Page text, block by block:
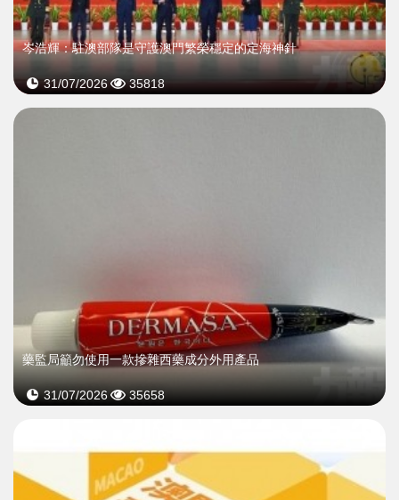
岑浩輝：駐澳部隊是守護澳門繁榮穩定的定海神針
31/07/2026 35818
藥監局籲勿使用一款摻雜西藥成分外用產品
31/07/2026 35658